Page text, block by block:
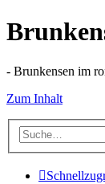
- Brunkensen im
Zum Inhalt